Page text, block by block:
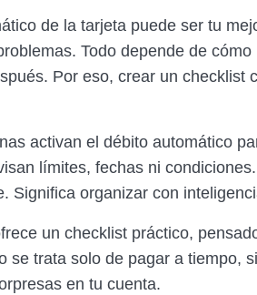
de la tarjeta puede ser tu
Todo depende de
Por eso, crear un checklist
activan el débito automático
límites, fechas ni
Significa organizar con
un checklist práctico,
se trata solo de pagar a tiempo,
en tu cuenta.